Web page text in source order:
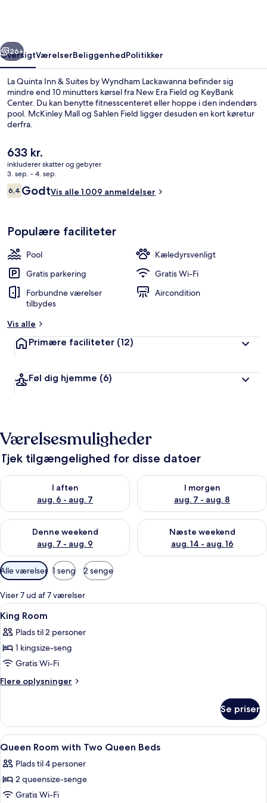
Wyndham
Lackawanna
Næste
26+
OversigtVærelserBeliggenhedPolitikker
La Quinta Inn & Suites by Wyndham Lackawanna befinder sig
mindre end 10 minutters kørsel fra New Era Field og KeyBank
Center. Du kan benytte fitnesscenteret eller hoppe i den indendørs
pool. McKinley Mall og Sahlen Field ligger desuden en kort køretur
derfra.
Den
nuværende
pris
er
633 kr.
633 kr.
inkluderer skatter og gebyrer
3. sep. - 4. sep.
Anmeldelser
6,46,4 ud af 10.
GodtVis alle 1.009 anmeldelser
Populære faciliteter
Pool
Kæledyrsvenligt
Gratis parkering
Gratis Wi-Fi
Forbundne værelser
tilbydes
Aircondition
Vis alle
Primære faciliteter (12)
Føl dig hjemme (6)
Værelsesmuligheder
Tjek tilgængelighed for disse datoer
I aften
aug. 6 - aug. 7
Tjek tilgængelighed for i aften aug. 6 - aug. 7
I morgen
aug. 7 - aug. 8
Tjek tilgængelighed for i
Denne weekend
aug. 7 - aug. 9
Tjek tilgængelighed for denne weekend aug. 7 - aug. 9
Næste weekend
aug. 14 - aug. 16
Tjek tilgængelighed for næste
Tilgængelige
filtre
for
værelser
Alle værelser 1 seng 2 senge
Viser 7 ud af 7 værelser
Indlæs
alle
billeder
af
King
Room
Et hotelværelse med en stor seng,
3
King Room
Plads til 2 personer
1 kingsize-seng
Gratis Wi-Fi
Flere oplysninger
Flere
Room
Se priser
Indlæs
alle
billeder
af
Queen
Et hotelværelse med to senge, en
2
Queen Room with Two Queen Beds
Plads til 4 personer
2 queensize-senge
Gratis Wi-Fi